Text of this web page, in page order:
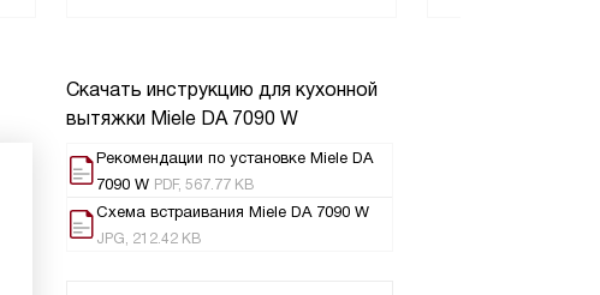
Скачать инструкцию для кухонной
вытяжки Miele DA 7090 W
Рекомендации по установке Miele DA
7090 W PDF, 567.77 KB
Схема встраивания Miele DA 7090 W
JPG, 212.42 KB